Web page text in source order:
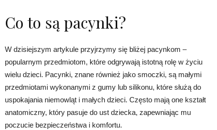
Co to są pacynki?
W dzisiejszym artykule przyjrzymy się bliżej pacynkom –
popularnym przedmiotom, które odgrywają istotną rolę w życiu
wielu dzieci. Pacynki, znane również jako smoczki, są małymi
przedmiotami wykonanymi z gumy lub silikonu, które służą do
uspokajania niemowląt i małych dzieci. Często mają one kształt
anatomiczny, który pasuje do ust dziecka, zapewniając mu
poczucie bezpieczeństwa i komfortu.